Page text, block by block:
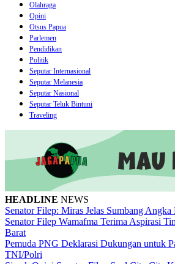
Olahraga
Opini
Otsus Papua
Parlemen
Pendidikan
Politik
Seputar Internasional
Seputar Melanesia
Seputar Nasional
Seputar Teluk Bintuni
Traveling
HEADLINE NEWS
Senator Filep: Miras Jelas Sumbang Angka
Senator Filep Wamafma Terima Aspirasi
Barat
Pemuda PNG Deklarasi Dukungan untuk
TNI/Polri